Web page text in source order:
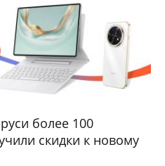
более 100
скидки к новому